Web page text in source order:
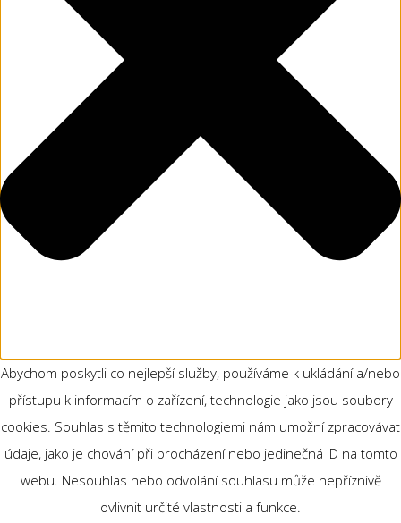
Abychom poskytli co nejlepší služby, používáme k ukládání a/nebo
přístupu k informacím o zařízení, technologie jako jsou soubory
cookies. Souhlas s těmito technologiemi nám umožní zpracovávat
údaje, jako je chování při procházení nebo jedinečná ID na tomto
webu. Nesouhlas nebo odvolání souhlasu může nepříznivě
ovlivnit určité vlastnosti a funkce.